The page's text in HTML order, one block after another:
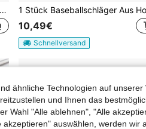
1 Stück 30in/28in/25in Baseballschläger aus Aluminiumlegierung, mit verstärktem und verstärktem Design, rutschfestem Design, geeignet für Outdoor-Lässig, Training und Wettbewerbe
10,49€
Schnellversand
ähnliche Technologien auf
und Ihnen das
Wahl "Alle ablehnen", "Alle
akzeptieren" auswählen, werden wir